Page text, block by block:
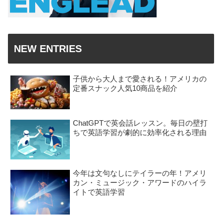
NEW ENTRIES
子供から大人まで愛される！アメリカの
定番スナック人気10商品を紹介
ChatGPTで英会話レッスン。毎日の壁打
ちで英語学習が劇的に効率化される理由
今年は文句なしにテイラーの年！アメリ
カン・ミュージック・アワードのハイラ
イトで英語学習